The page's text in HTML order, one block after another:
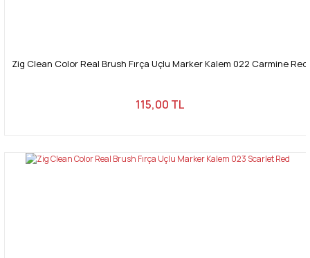
Zig Clean Color Real Brush Fırça Uçlu Marker Kalem 022 Carmine Red
115,00 TL